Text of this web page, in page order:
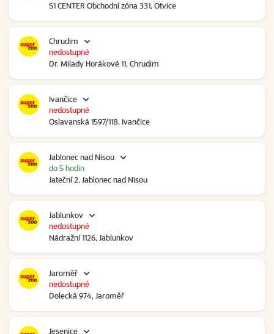
S1 CENTER Obchodní zóna 331, Otvice
Chrudim
Dr. Milady Horákové 11, Chrudim
nedostupné
Ivančice
Oslavanská 1597/118, Ivančice
nedostupné
Jablonec nad Nisou
Jateční 2, Jablonec nad Nisou
do 5 hodin
Jablunkov
Nádražní 1126, Jablunkov
nedostupné
Jaroměř
Dolecká 974, Jaroměř
nedostupné
Jesenice